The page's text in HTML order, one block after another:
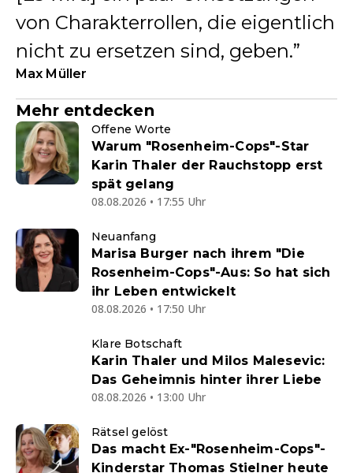
von Charakterrollen, die eigentlich
nicht zu ersetzen sind, geben.
Max Müller
Mehr entdecken
Offene Worte
Warum "Rosenheim-Cops"-Star
Karin Thaler der Rauchstopp erst
spät gelang
08.08.2026 • 17:55 Uhr
Neuanfang
Marisa Burger nach ihrem "Die
Rosenheim-Cops"-Aus: So hat sich
ihr Leben entwickelt
08.08.2026 • 17:50 Uhr
Klare Botschaft
Karin Thaler und Milos Malesevic:
Das Geheimnis hinter ihrer Liebe
08.08.2026 • 13:00 Uhr
Rätsel gelöst
Das macht Ex-"Rosenheim-Cops"-
Kinderstar Thomas Stielner heute